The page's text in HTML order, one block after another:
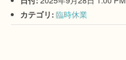
カテゴリ: 臨時休業